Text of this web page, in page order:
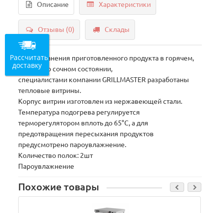
Описание Характеристики
Отзывы (0) Склады
Для сохранения приготовленного продукта в горячем,
аппетитно сочном состоянии,
специалистами компании GRILLMASTER разработаны
тепловые витрины.
Корпус витрин изготовлен из нержавеющей стали.
Температура подогрева регулируется
терморегулятором вплоть до 65°C, а для
предотвращения пересыхания продуктов
предусмотрено пароувлажнение.
Количество полок: 2шт
Пароувлажнение
Похожие товары
Рассчитать
доставку